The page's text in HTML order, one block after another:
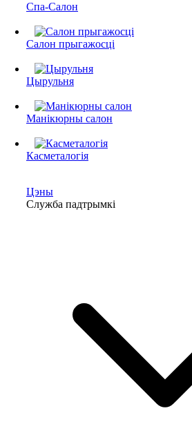
Спа-Салон
Салон прыгажосці
Цырульня
Манікюрны салон
Касметалогія
Цэны
Служба падтрымкі